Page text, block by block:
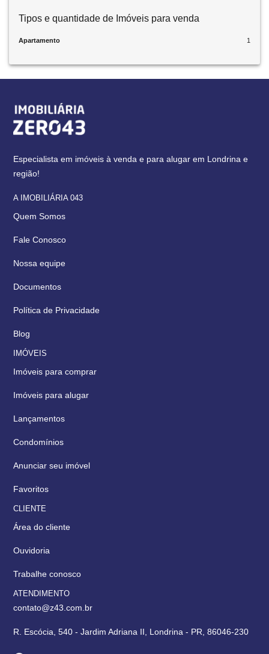
Tipos e quantidade de Imóveis para venda
Apartamento 1
Especialista em imóveis à venda e para alugar em Londrina e
região!
A IMOBILIÁRIA 043
Quem Somos
Fale Conosco
Nossa equipe
Documentos
Política de Privacidade
Blog
IMÓVEIS
Imóveis para comprar
Imóveis para alugar
Lançamentos
Condomínios
Anunciar seu imóvel
Favoritos
CLIENTE
Área do cliente
Ouvidoria
Trabalhe conosco
ATENDIMENTO
contato@z43.com.br
R. Escócia, 540 - Jardim Adriana II, Londrina - PR, 86046-230